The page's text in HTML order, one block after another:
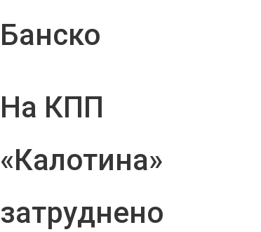
Банско
На КПП
«Калотина»
затруднено